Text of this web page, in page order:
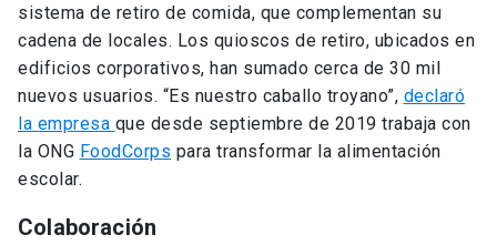
sistema de retiro de comida, que complementan su
cadena de locales. Los quioscos de retiro, ubicados en
edificios corporativos, han sumado cerca de 30 mil
nuevos usuarios. “Es nuestro caballo troyano”, declaró
la empresa que desde septiembre de 2019 trabaja con
la ONG FoodCorps para transformar la alimentación
escolar.
Colaboración